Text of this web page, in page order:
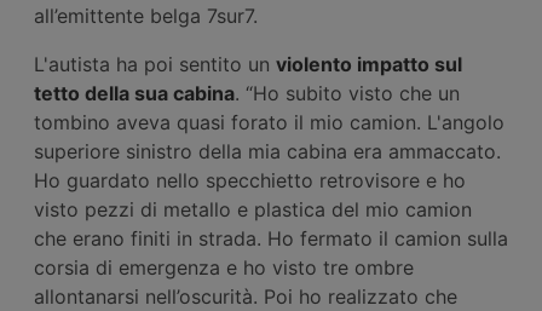
all’emittente belga 7sur7.
L'autista ha poi sentito un violento impatto sul
tetto della sua cabina. “Ho subito visto che un
tombino aveva quasi forato il mio camion. L'angolo
superiore sinistro della mia cabina era ammaccato.
Ho guardato nello specchietto retrovisore e ho
visto pezzi di metallo e plastica del mio camion
che erano finiti in strada. Ho fermato il camion sulla
corsia di emergenza e ho visto tre ombre
allontanarsi nell’oscurità. Poi ho realizzato che